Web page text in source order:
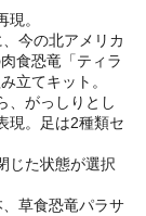
。
今の北アメリカ
食恐竜「ティラ
立てキット。
、がっしりとし
現。足は2種類セ
じた状態が選択
草食恐竜パラサ